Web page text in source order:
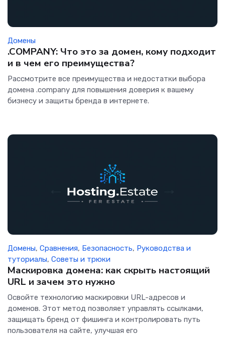
Домены
.COMPANY: Что это за домен, кому подходит
и в чем его преимущества?
Рассмотрите все преимущества и недостатки выбора
домена .company для повышения доверия к вашему
бизнесу и защиты бренда в интернете.
Домены, Сравнения, Безопасность, Руководства и
туториалы, Советы и трюки
Маскировка домена: как скрыть настоящий
URL и зачем это нужно
Освойте технологию маскировки URL-адресов и
доменов. Этот метод позволяет управлять ссылками,
защищать бренд от фишинга и контролировать путь
пользователя на сайте, улучшая его